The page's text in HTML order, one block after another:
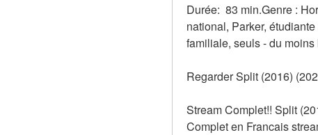
Durée:  83 min.Genre :
national, Parker,
familiale, seuls - du
Regarder Split (2016)
Stream Complet!! Split
Complet en Francais